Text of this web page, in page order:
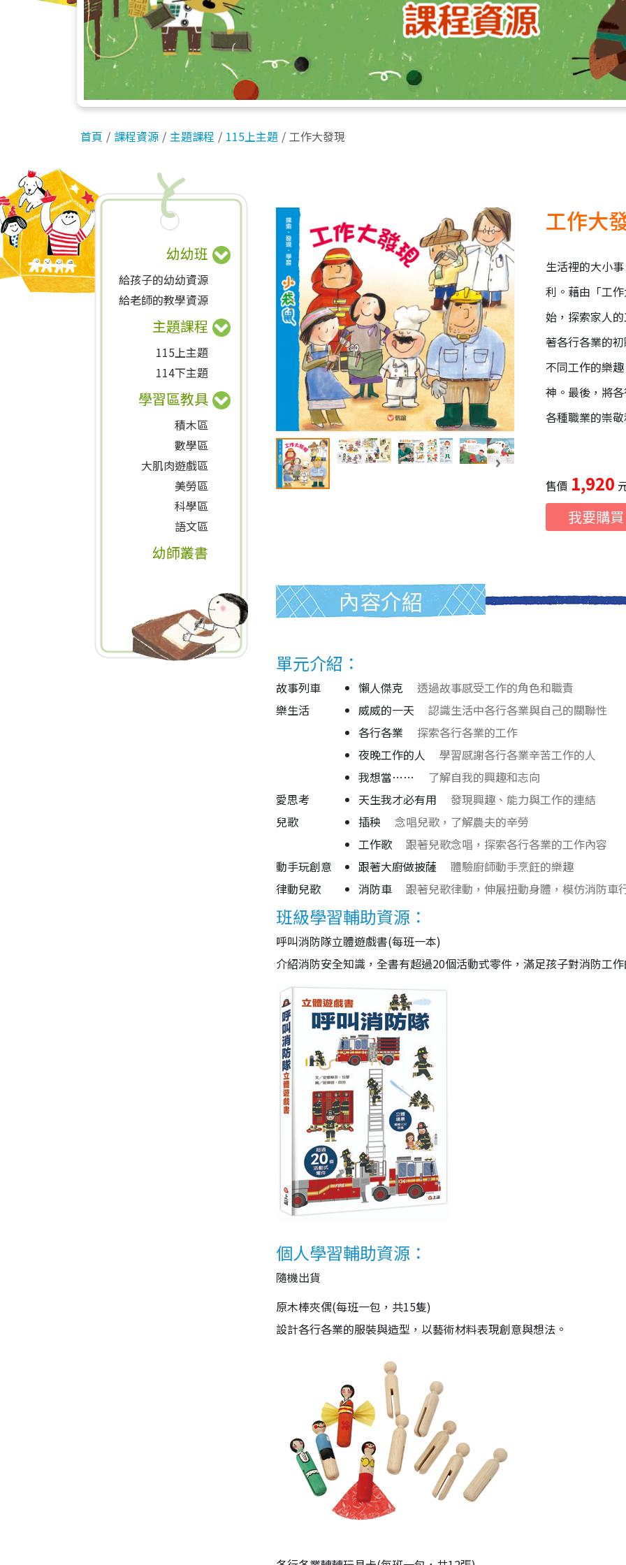
首頁 課程資源 主題課程 115上主題 工作大發現
幼幼班
給孩子的幼幼資源
給老師的教學資源
主題課程
115上主題
114下主題
學習區教具
積木區
數學區
大肌肉遊戲區
美勞區
科學區
語文區
幼師叢書
工作大
生活裡的大小
利。藉由「工
始，探索家人
著各行各業的
不同工作的樂
神。最後，將
各種職業的崇
售價 1,920
我要購買
內容介紹
單元介紹：
故事列車 懶人傑克
透過故事感受工作的角色和職責
樂生活
威威的一天
認識生活中各行各業與自己的關聯性
各行各業
探索各行各業的工作
夜晚工作的人
學習感謝各行各業辛苦工作的人
我想當……
了解自我的興趣和志向
愛思考
天生我才必有用
發現興趣、能力與工作的連結
兒歌
插秧
念唱兒歌，了解農夫的辛勞
工作歌
跟著兒歌念唱，探索各行各業的工作內容
動手玩創意
跟著大廚做披薩
體驗廚師動手烹飪的樂趣
律動兒歌
消防車 跟著兒歌律動，伸展扭動身體，模仿消防車
班級學習輔助資源：
呼叫消防隊立體遊戲書(每班一本)
介紹消防安全知識，全書有超過20個活動式零件，滿足孩子對消防工
個人學習輔助資源：
隨機出貨
原木棒夾偶(每班一包，共15隻)
設計各行各業的服裝與造型，以藝術材料表現創意與想法。